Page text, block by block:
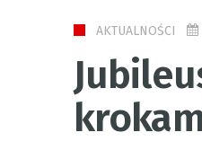
AKTUALNOŚCI